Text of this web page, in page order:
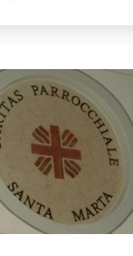
messaggio
Papa
per
IX
Giornata
Mondiale
dei
Poveri